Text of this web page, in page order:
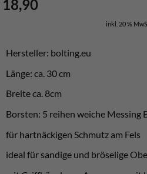
18,90
inkl. 20 %
Hersteller: bolting.eu
Länge: ca. 30 cm
Breite ca. 8cm
Borsten: 5 reihen weiche Messing
für hartnäckigen Schmutz am Fels
ideal für sandige und bröselige